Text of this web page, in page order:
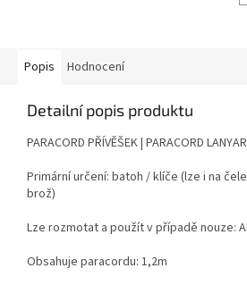
Popis Hodnocení
Detailní popis produktu
PARACORD PŘÍVĚŠEK | PARACORD
Primární určení: batoh / klíče (lze i na
brož)
Lze rozmotat a použít v případě nouze:
Obsahuje paracordu: 1,2m